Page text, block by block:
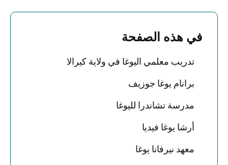
في هذه الصفحة
تدريب معلمي اليوغا في ولاية كيرالا
برانام يوغا جوزيف
مدرسة تشاندرا لليوغا
أرشا يوغا فيديا
معهد نيرفانا يوغا